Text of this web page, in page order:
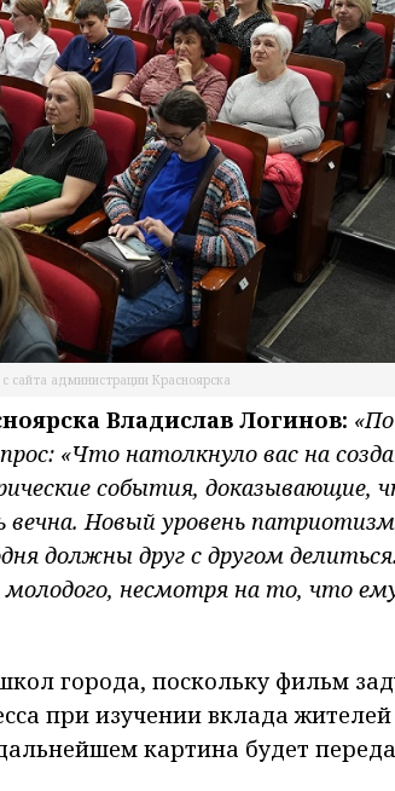
сайта администрации Красноярска
Владислав Логинов:
«Что натолкнуло вас на
события, доказывающие,
вечна. Новый уровень
должны друг с другом
несмотря на то, что
города, поскольку фильм
при изучении вклада
картина будет